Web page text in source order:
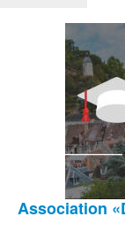
Association